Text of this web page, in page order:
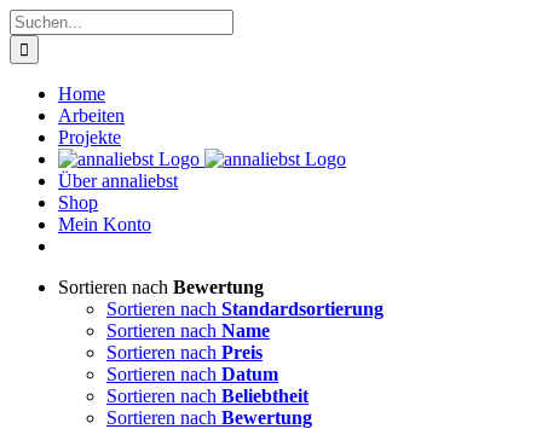
Zum
Inhalt
springen
Suche
nach:
Home
Arbeiten
Projekte
Über annaliebst
Shop
Mein Konto
Sortieren nach Bewertung
Sortieren nach Standardsortierung
Sortieren nach Name
Sortieren nach Preis
Sortieren nach Datum
Sortieren nach Beliebtheit
Sortieren nach Bewertung